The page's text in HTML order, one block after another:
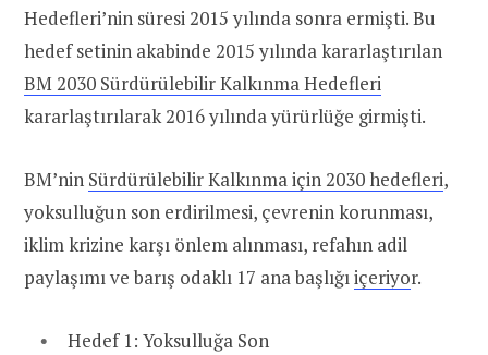
Hedefleri’nin süresi 2015 yılında sonra ermişti. Bu
hedef setinin akabinde 2015 yılında kararlaştırılan
BM 2030 Sürdürülebilir Kalkınma Hedefleri
kararlaştırılarak 2016 yılında yürürlüğe girmişti.
BM’nin Sürdürülebilir Kalkınma için 2030 hedefleri,
yoksulluğun son erdirilmesi, çevrenin korunması,
iklim krizine karşı önlem alınması, refahın adil
paylaşımı ve barış odaklı 17 ana başlığıiçeriyor.
Hedef 1: Yoksulluğa Son